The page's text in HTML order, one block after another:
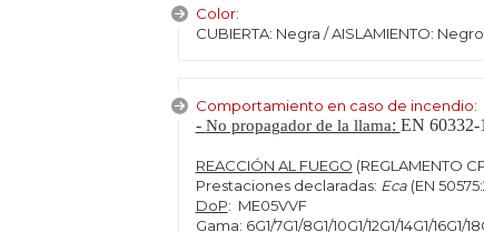
Color:
CUBIERTA: Negra / AISLAMIENTO:
Comportamiento en caso de incendio:
- No propagador de la llama: EN
REACCIÓN AL FUEGO (REGLAMENTO
Prestaciones declaradas: Eca (EN
DoP: ME05VVF
Gama: 6G1/7G1/8G1/10G1/12G1/14G1/16G1/